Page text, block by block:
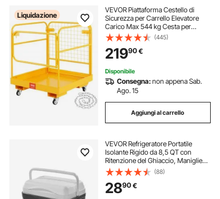
Liquidazione
VEVOR Piattaforma Cestello di
Sicurezza per Carrello Elevatore
Carico Max 544 kg Cesta per
Muletto con Piattaforma di Lavoro
Portapersone Uso Industriale
92x92 cm Griglia di Protezione con
Serrature
(445)
21990€
Disponibile
Consegna:non appena Sab.
Ago. 15
Aggiungi al carrello
VEVOR Refrigeratore Portatile
Isolante Rigido da 8,5 QT con
Ritenzione del Ghiaccio, Maniglie
Resistenti Portabicchieri,
Refrigeratore Portatile Isolato per
Picnic Campeggio Viaggio Feste
(88)
2890€